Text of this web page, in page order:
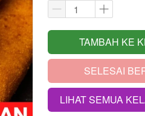
`
TAMBAH KE
`SELESAI
`LIHAT SEMUA